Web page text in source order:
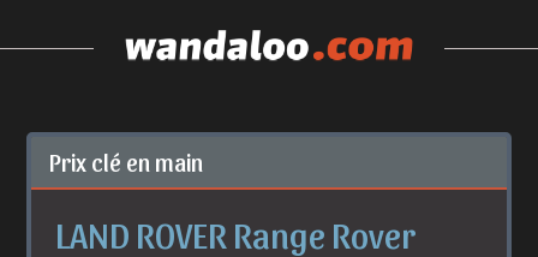
Prix clé en main
LAND ROVER Range Rover